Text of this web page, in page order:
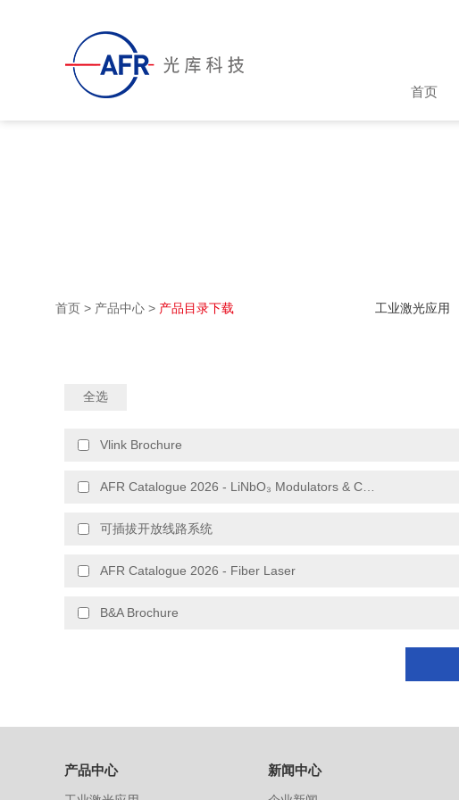
首页
首页 > 产品中心 > 产品目录下载 工业激光应用
全选
Vlink Brochure
可插拔开放线路系统
AFR Catalogue 2026 - Fiber Laser
B&A Brochure
产品中心 新闻中心